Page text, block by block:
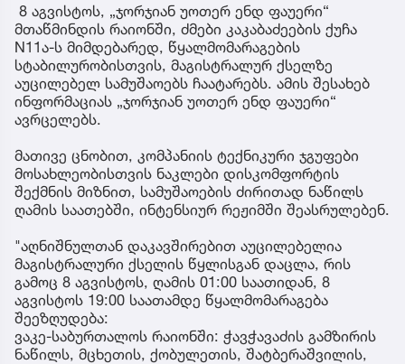
8 აგვისტოს, „ჯორჯიან უოთერ ენდ ფაუერი“
მთაწმინდის რაიონში, ძმები კაკაბაძეების ქუჩა
N11ა-ს მიმდებარედ, წყალმომარაგების
სტაბილურობისთვის, მაგისტრალურ ქსელზე
აუცილებელ სამუშაოებს ჩაატარებს. ამის შესახებ
ინფორმაციას „ჯორჯიან უოთერ ენდ ფაუერი“
ავრცელებს.
მათივე ცნობით, კომპანიის ტექნიკური ჯგუფები
მოსახლეობისთვის ნაკლები დისკომფორტის
შექმნის მიზნით, სამუშაოების ძირითად ნაწილს
ღამის საათებში, ინტენსიურ რეჟიმში შეასრულებენ.
"აღნიშნულთან დაკავშირებით აუცილებელია
მაგისტრალური ქსელის წყლისგან დაცლა, რის
გამოც 8 აგვისტოს, ღამის 01:00 საათიდან, 8
აგვისტოს 19:00 საათამდე წყალმომარაგება
შეეზღუდება:
ვაკე-საბურთალოს რაიონში: ჭავჭავაძის გამზირის
ნაწილს, მცხეთის, ქობულეთის, შატბერაშვილის,